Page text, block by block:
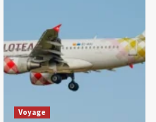
Voyage